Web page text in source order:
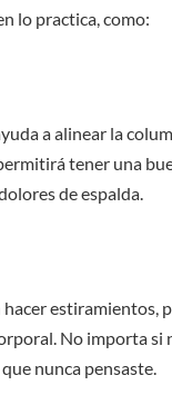
lo practica, como:
a alinear la
tener una
de espalda.
estiramientos,
No importa si
nunca pensaste.